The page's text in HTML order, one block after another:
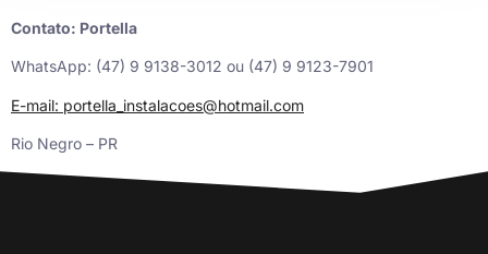
Contato: Portella
WhatsApp: (47) 9 9138-3012 ou (47) 9 9123-7901
E-mail: portella_instalacoes@hotmail.com
Rio Negro – PR